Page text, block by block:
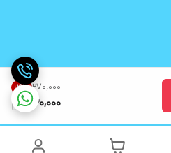
۲۷۰٬۰۰۰ 14%
230,000